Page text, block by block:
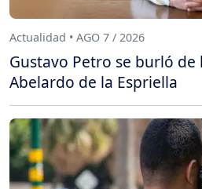
Actualidad • AGO 7 / 2026
Gustavo Petro se burló de
Abelardo de la Espriella